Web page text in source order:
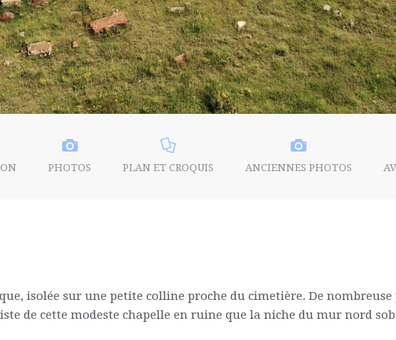
PHOTOS PLAN ET CROQUIS ANCIENNES PHOTOS
isolée sur une petite colline proche du cimetière. De
de cette modeste chapelle en ruine que la niche du mur nord